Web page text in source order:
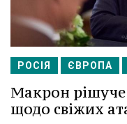
РОСІЯ ЄВРОПА
Макрон рішуче
щодо свіжих